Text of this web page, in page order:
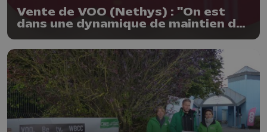
Vente de VOO (Nethys) : "On est
dans une dynamique de maintien de
l'emploi"